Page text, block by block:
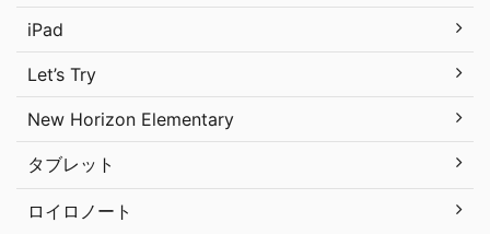
iPad
Let’s Try
New Horizon Elementary
タブレット
ロイロノート